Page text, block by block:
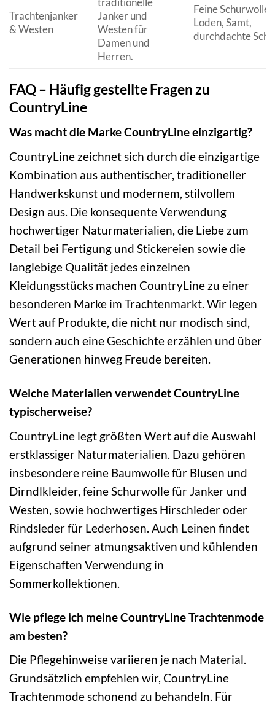
Trachtenjanker
& Westen
Janker und
Westen für
Damen und
Herren.
Feine Schurwolle,
Loden, Samt,
durchdachte
FAQ – Häufig gestellte Fragen zu
CountryLine
Was macht die Marke CountryLine einzigartig?
CountryLine zeichnet sich durch die einzigartige
Kombination aus authentischer, traditioneller
Handwerkskunst und modernem, stilvollem
Design aus. Die konsequente Verwendung
hochwertiger Naturmaterialien, die Liebe zum
Detail bei Fertigung und Stickereien sowie die
langlebige Qualität jedes einzelnen
Kleidungsstücks machen CountryLine zu einer
besonderen Marke im Trachtenmarkt. Wir legen
Wert auf Produkte, die nicht nur modisch sind,
sondern auch eine Geschichte erzählen und über
Generationen hinweg Freude bereiten.
Welche Materialien verwendet CountryLine
typischerweise?
CountryLine legt größten Wert auf die Auswahl
erstklassiger Naturmaterialien. Dazu gehören
insbesondere reine Baumwolle für Blusen und
Dirndlkleider, feine Schurwolle für Janker und
Westen, sowie hochwertiges Hirschleder oder
Rindsleder für Lederhosen. Auch Leinen findet
aufgrund seiner atmungsaktiven und kühlenden
Eigenschaften Verwendung in
Sommerkollektionen.
Wie pflege ich meine CountryLine Trachtenmode
am besten?
Die Pflegehinweise variieren je nach Material.
Grundsätzlich empfehlen wir, CountryLine
Trachtenmode schonend zu behandeln. Für